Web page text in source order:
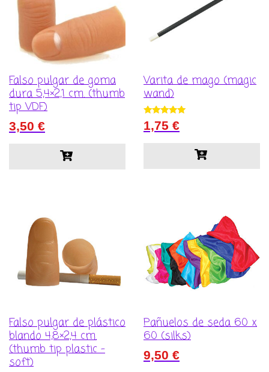
Falso pulgar de goma
dura 5,4×2,1 cm. (thumb
tip VDF)
3,50 €
Varita de mago (magic
wand)
Valorado con
5.00
1,75 €
Falso pulgar de plástico
blando 4,8×2,4 cm.
(thumb tip plastic –
soft)
Pañuelos de seda 60 x
60 (silks)
9,50 €